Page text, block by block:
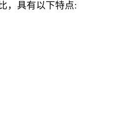
，具有以下特点: